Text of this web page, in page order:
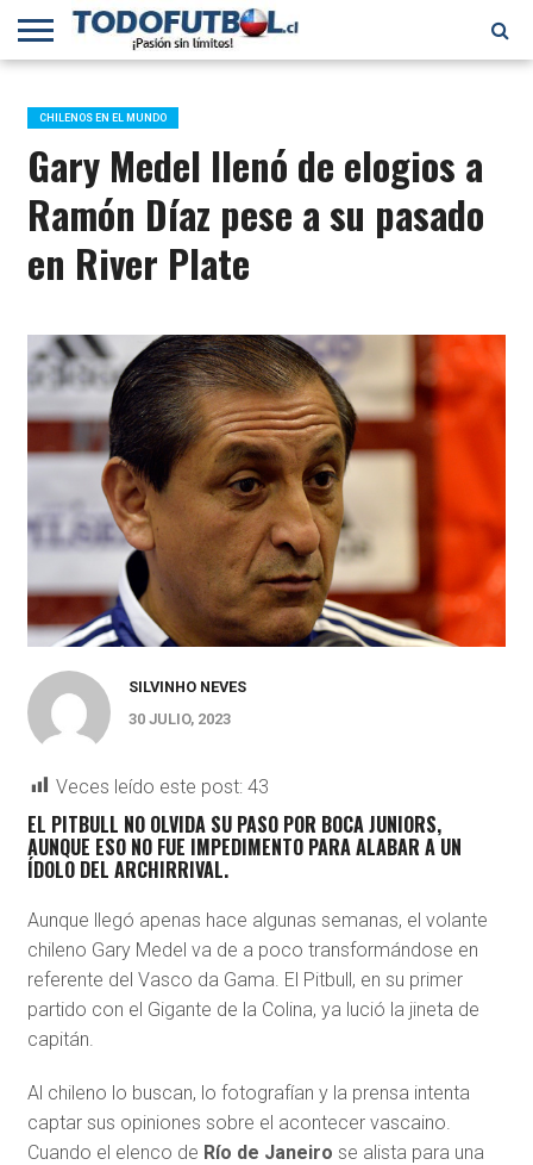
PRIMERA
B
SELECCIÓN
CHILENA
CHILENOS
EN EL
MUNDO
FÚTBOL
INTERNACIONAL
CHILENOS EN EL MUNDO
Gary Medel llenó de elogios a
Ramón Díaz pese a su pasado
en River Plate
SILVINHO NEVES
30 JULIO, 2023
Veces leído este post: 43
EL PITBULL NO OLVIDA SU PASO POR BOCA JUNIORS,
AUNQUE ESO NO FUE IMPEDIMENTO PARA ALABAR A UN
ÍDOLO DEL ARCHIRRIVAL.
Aunque llegó apenas hace algunas semanas, el volante
chileno Gary Medel va de a poco transformándose en
referente del Vasco da Gama. El Pitbull, en su primer
partido con el Gigante de la Colina, ya lució la jineta de
capitán.
Al chileno lo buscan, lo fotografían y la prensa intenta
captar sus opiniones sobre el acontecer vascaino.
Cuando el elenco de Río de Janeiro se alista para una